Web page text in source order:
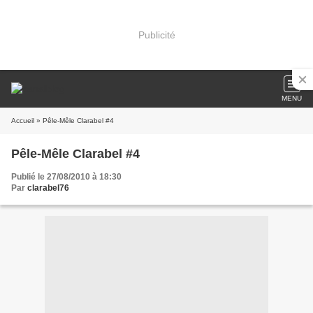
Publicité
MENU
Accueil » Pêle-Mêle Clarabel #4
Pêle-Mêle Clarabel #4
Publié le 27/08/2010 à 18:30
Par clarabel76